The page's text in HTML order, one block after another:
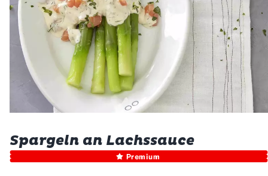
Spargeln an Lachssauce
Premium